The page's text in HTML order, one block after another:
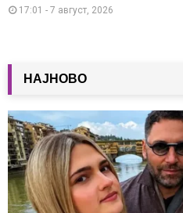
17:01 - 7 август, 2026
НАЈНОВО